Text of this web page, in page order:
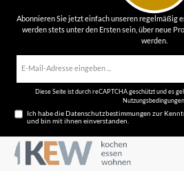
Abonnieren Sie jetzt einfach unseren regelmäßig
werden stets unter den Ersten sein, über neue
werden.
Diese Seite ist durch reCAPTCHA geschützt und es
Nutzungsbedingungen
Ich habe dieDatenschutzbestimmungen zur
und bin mit ihnen einverstanden.